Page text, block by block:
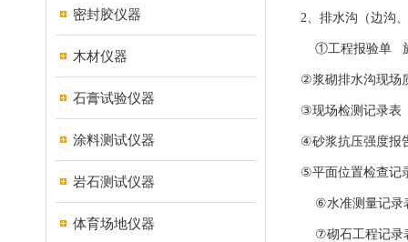
密封胶仪器
木材仪器
石膏试验仪器
涂料测试仪器
岩石测试仪器
体育场地仪器
2、排水沟（边沟
①工程报验单 施
②浆砌排水沟现场
③现场检测记录表
④砂浆抗压强度报
⑤平面位置检查
⑥水准测量记录
⑦砌石工程记录